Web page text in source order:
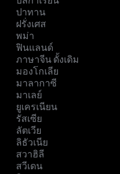
ปาทาน
ฝรั่งเศส
พม่า
ฟินแลนด์
ภาษาจีน ดั้งเดิม
มองโกเลีย
มาลากาซี
มาเลย์
ยูเครเนียน
รัสเซีย
ลัตเวีย
ลิธัวเนีย
สวาฮิลี
สวีเดน